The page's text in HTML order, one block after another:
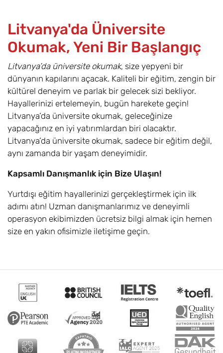
Litvanya'da Üniversite
Okumak, Yeni Bir Başlangıç
Litvanya’da üniversite okumak, size yepyeni bir
dünyanın kapılarını açacak. Kaliteli bir eğitim, zengin bir
kültürel deneyim ve parlak bir gelecek sizi bekliyor.
Hayallerinizi ertelemeyin, bugün harekete geçin!
Litvanya’da üniversite okumak, geleceğinize
yapacağınız en iyi yatırımlardan biri olacaktır.
Litvanya’da üniversite okumak, sadece bir eğitim değil,
aynı zamanda bir yaşam deneyimidir.
Kapsamlı Danışmanlık için Bize Ulaşın!
Yurtdışı eğitim hayallerinizi gerçekleştirmek için ilk
adımı atın! Uzman danışmanlarımız ve deneyimli
operasyon ekibimizden ücretsiz bilgi almak için hemen
size en yakın ofisimizle iletişime geçin.